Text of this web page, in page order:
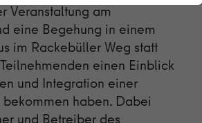
Veranstaltung am
eine Begehung in einem
im Rackebüller Weg statt
einen Einblick
und Integration einer
haben. Dabei
und Betreiber des
Productions
Informationen anzeigen
damit wir Sie auf unserer Seite
Erfolg unserer Kampagnen messen zu